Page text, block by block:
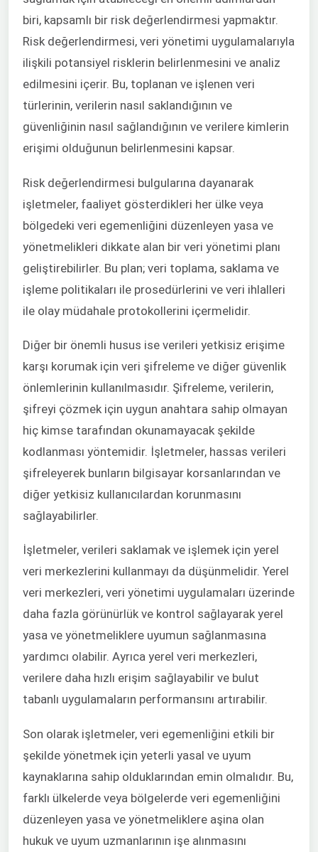
biri, kapsamlı bir risk değerlendirmesi yapmaktır.
Risk değerlendirmesi, veri yönetimi uygulamalarıyla
ilişkili potansiyel risklerin belirlenmesini ve analiz
edilmesini içerir. Bu, toplanan ve işlenen veri
türlerinin, verilerin nasıl saklandığının ve
güvenliğinin nasıl sağlandığının ve verilere kimlerin
erişimi olduğunun belirlenmesini kapsar.
Risk değerlendirmesi bulgularına dayanarak
işletmeler, faaliyet gösterdikleri her ülke veya
bölgedeki veri egemenliğini düzenleyen yasa ve
yönetmelikleri dikkate alan bir veri yönetimi planı
geliştirebilirler. Bu plan; veri toplama, saklama ve
işleme politikaları ile prosedürlerini ve veri ihlalleri
ile olay müdahale protokollerini içermelidir.
Diğer bir önemli husus ise verileri yetkisiz erişime
karşı korumak için veri şifreleme ve diğer güvenlik
önlemlerinin kullanılmasıdır. Şifreleme, verilerin,
şifreyi çözmek için uygun anahtara sahip olmayan
hiç kimse tarafından okunamayacak şekilde
kodlanması yöntemidir. İşletmeler, hassas verileri
şifreleyerek bunların bilgisayar korsanlarından ve
diğer yetkisiz kullanıcılardan korunmasını
sağlayabilirler.
İşletmeler, verileri saklamak ve işlemek için yerel
veri merkezlerini kullanmayı da düşünmelidir. Yerel
veri merkezleri, veri yönetimi uygulamaları üzerinde
daha fazla görünürlük ve kontrol sağlayarak yerel
yasa ve yönetmeliklere uyumun sağlanmasına
yardımcı olabilir. Ayrıca yerel veri merkezleri,
verilere daha hızlı erişim sağlayabilir ve bulut
tabanlı uygulamaların performansını artırabilir.
Son olarak işletmeler, veri egemenliğini etkili bir
şekilde yönetmek için yeterli yasal ve uyum
kaynaklarına sahip olduklarından emin olmalıdır. Bu,
farklı ülkelerde veya bölgelerde veri egemenliğini
düzenleyen yasa ve yönetmeliklere aşina olan
hukuk ve uyum uzmanlarının işe alınmasını